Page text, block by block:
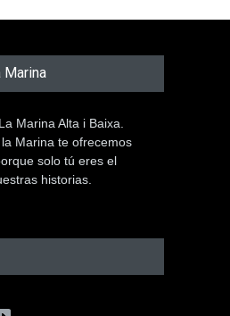
Marina
Marina Alta i Baixa.
Marina te ofrecemos
solo tú eres el
historias.